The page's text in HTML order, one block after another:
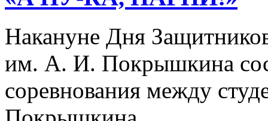
Накануне Дня
им. А. И. Покрышкина
соревнования между